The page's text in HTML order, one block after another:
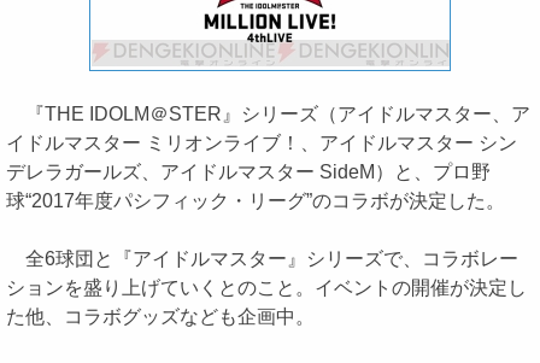
『THE IDOLM＠STER』シリーズ（アイドルマスター、ア
イドルマスター ミリオンライブ！、アイドルマスター シン
デレラガールズ、アイドルマスター SideM）と、プロ野
球“2017年度パシフィック・リーグ”のコラボが決定した。
全6球団と『アイドルマスター』シリーズで、コラボレー
ションを盛り上げていくとのこと。イベントの開催が決定し
た他、コラボグッズなども企画中。